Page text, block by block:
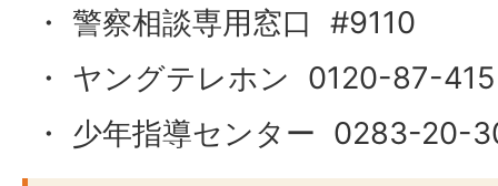
・ 警察相談専用窓口 #9110
・ ヤングテレホン 0120-87-
・ 少年指導センター 0283-20-